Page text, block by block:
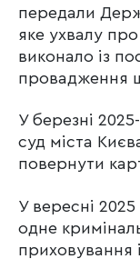
передали
яке ухвалу
виконало із
провадження
У березні
суд міста
повернути
У вересні
одне
приховування